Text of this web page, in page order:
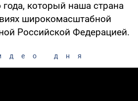
который наша страна
широкомасштабной
Российской Федерацией.
дня